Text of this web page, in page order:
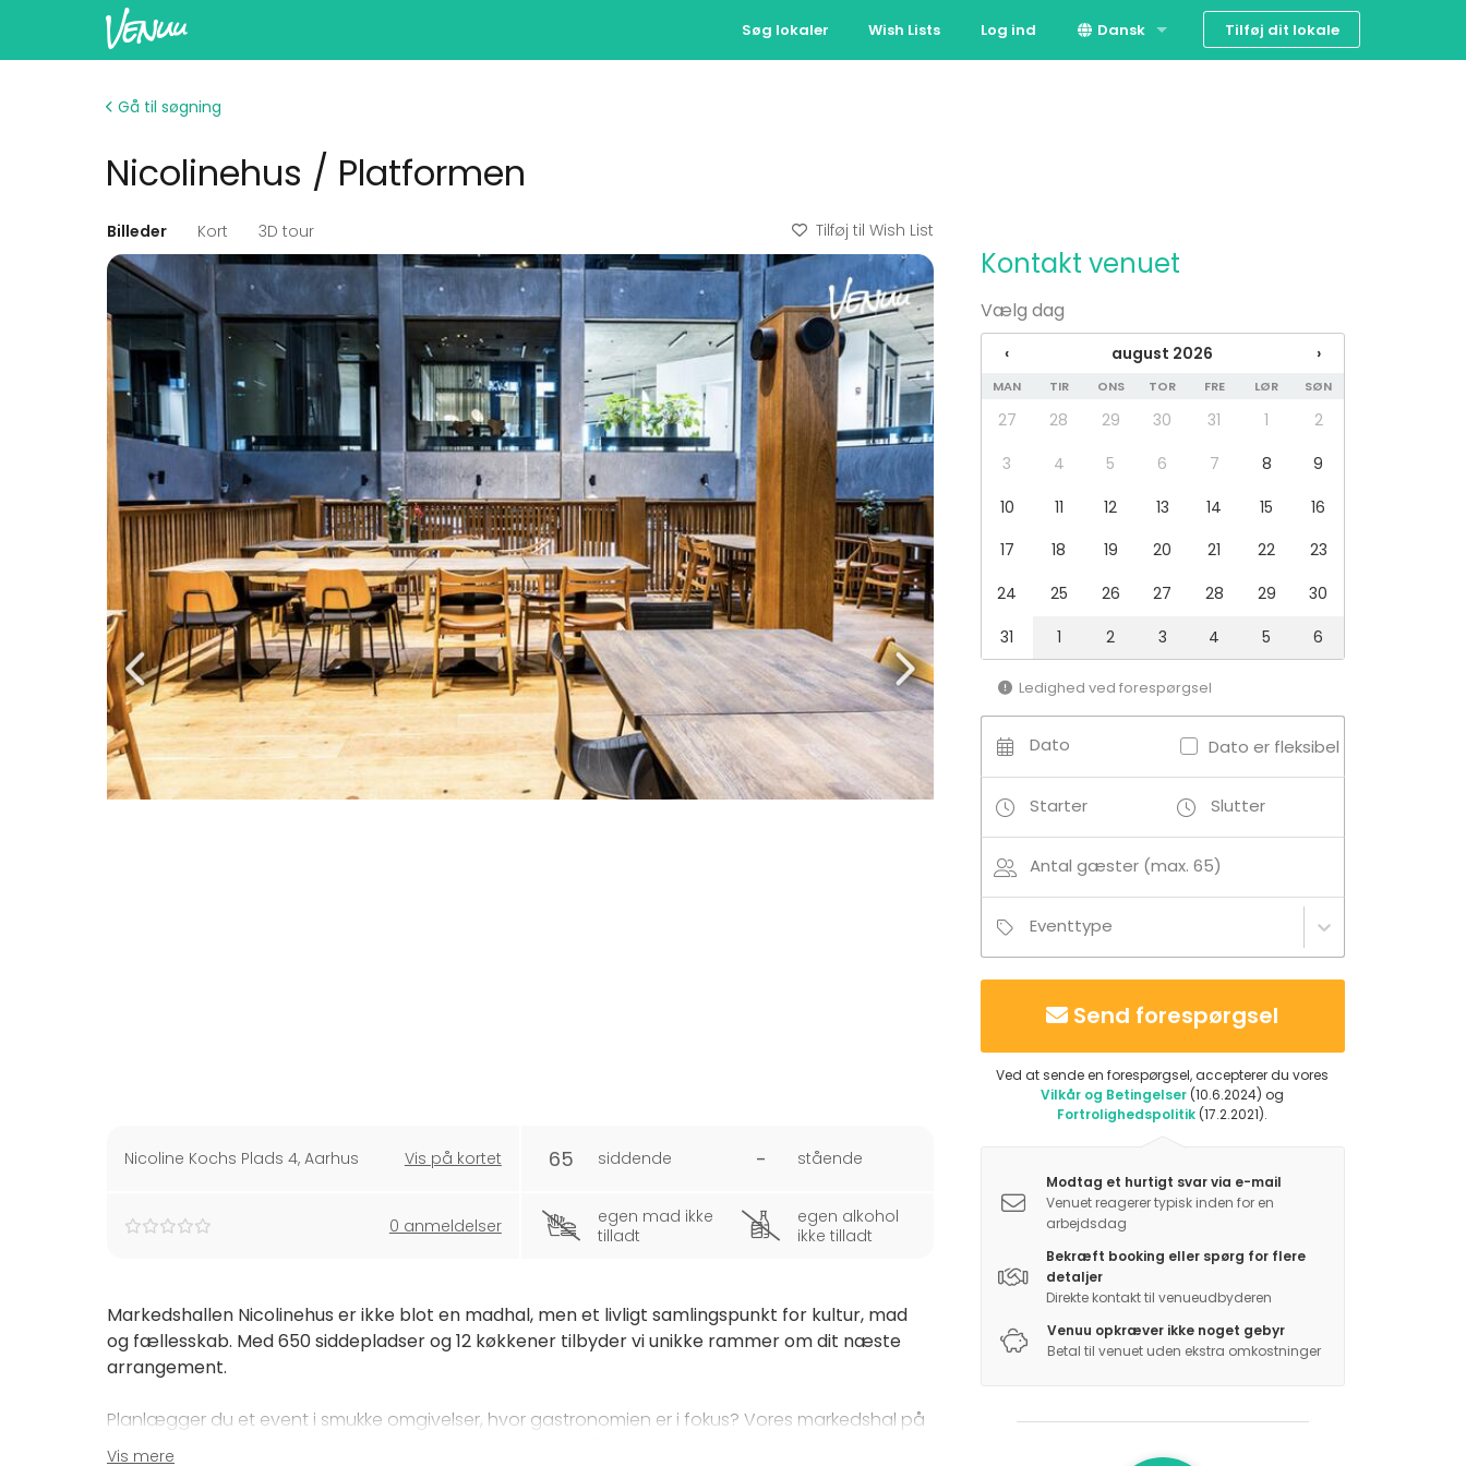
Søg lokaler Wish Lists Log ind Dansk Tilføj dit lokale
Gå til søgning
Nicolinehus / Platformen
Billeder Kort 3D tour Tilføj til Wish List
Nicoline Kochs Plads 4, Aarhus Vis på kortet
0 anmeldelser
65 siddende - stående
egen mad ikke
tilladt
egen alkohol
ikke tilladt
Markedshallen Nicolinehus er ikke blot en madhal, men et livligt samlingspunkt for kultur, mad
og fællesskab. Med 650 siddepladser og 12 køkkener tilbyder vi unikke rammer om dit næste
arrangement.
Planlægger du et event i smukke omgivelser, hvor gastronomien er i fokus? Vores markedshal på
Aarhus Ø er det perfekte valg. Her forenes kvalitet, lokale råvarer og en global smagsoplevelse.
Vis mere
Kontakt venuet
Vælg dag
‹ august 2026 ›
MAN TIR ONS TOR FRE LØR SØN
27 28 29 30 31 1
2
3
4 5 6 7 8
9
10
11 12 13 14 15
16
17
18 19 20 21 22
23
24
25 26 27 28 29
30
31
1 2 3 4 5 6
Ledighed ved forespørgsel
Dato Dato er fleksibel
Starter Slutter
Antal gæster (max. 65)
Eventtype
Send forespørgsel
Ved at sende en forespørgsel, accepterer du vores
Vilkår og Betingelser (10.6.2024) og
Fortrolighedspolitik (17.2.2021).
Modtag et hurtigt svar via e-mail
Venuet reagerer typisk inden for en
arbejdsdag
Bekræft booking eller spørg for flere
detaljer
Direkte kontakt til venueudbyderen
Venuu opkræver ikke noget gebyr
Betal til venuet uden ekstra omkostninger